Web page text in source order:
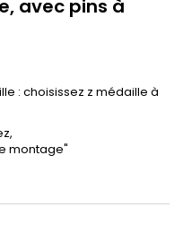
avec pins à
: choisissez z médaille à
montage"